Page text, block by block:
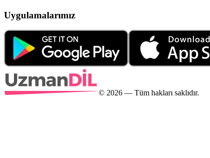
Uygulamalarımız
© 2026 — Tüm hakları saklıdır.